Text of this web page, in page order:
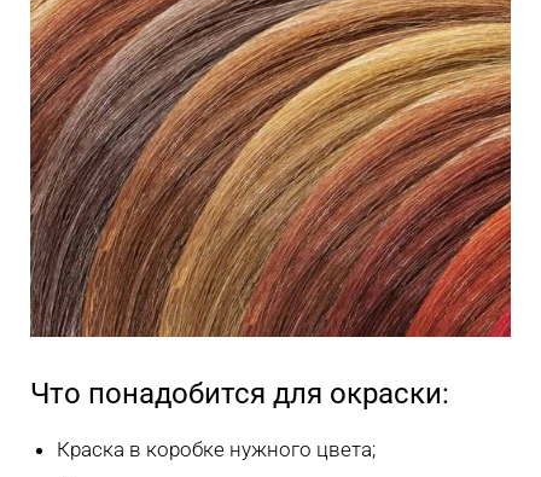
Что понадобится для окраски:
Краска в коробке нужного цвета;